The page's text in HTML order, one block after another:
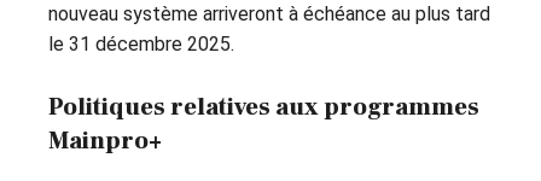
nouveau système arriveront à échéance au plus tard
le 31 décembre 2025.
Politiques relatives aux programmes
Mainpro+